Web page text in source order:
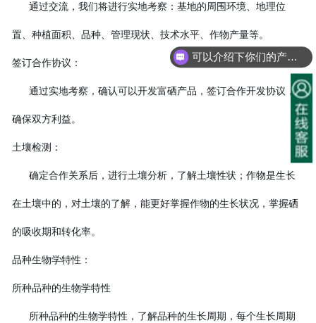
通过交流，我们将进行实地考察：基地的周围环境、地理位
置、种植面积、品种、管理现状、技术水平、作物产量等。
签订合作协议：
通过实地考察，确认可以开发富硒产品，签订合作开发协议，
确保双方利益。
土壤检测：
确定合作关系后，进行土壤分析，了解土壤性状；作物是生长
在土壤中的，对土壤的了解，能更好掌握作物的生长状况，掌握硒
的吸收期和转化率。
品种生物学特性：
所种品种的生物学特性
所种品种的生物学特性，了解品种的生长周期，每个生长周期
可以介绍下你们的产品么？